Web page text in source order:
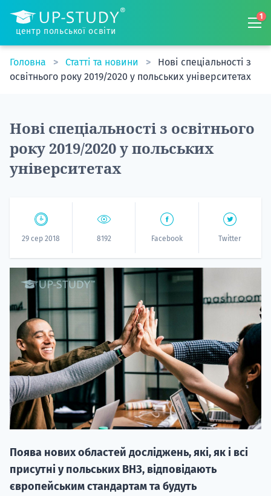
центр польської освіти
1
Головна Статті та новини
Нові спеціальності з
освітнього року 2019/2020 у польських університетах
Нові спеціальності з освітнього
року 2019/2020 у польських
університетах
29 сер 2018 8192 Facebook Twitter
Поява нових областей досліджень, які, як і всі
присутні у польських ВНЗ, відповідають
європейським стандартам та будуть
"Навчання
НАБІР